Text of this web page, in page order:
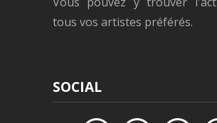
tous vos artistes préférés.
SOCIAL